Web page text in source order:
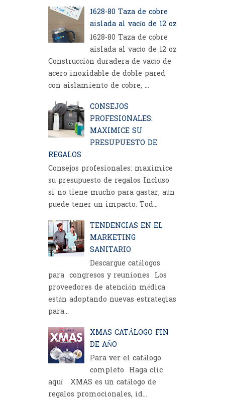
1628-80 Taza de cobre
aislada al vacío de 12 oz
1628-80 Taza de cobre
aislada al vacío de 12 oz
Construcción duradera de vacío de
acero inoxidable de doble pared
con aislamiento de cobre, ...
CONSEJOS
PROFESIONALES:
MAXIMICE SU
PRESUPUESTO DE
REGALOS
Consejos profesionales: maximice
su presupuesto de regalos Incluso
si no tiene mucho para gastar, aún
puede tener un impacto. Tod...
TENDENCIAS EN EL
MARKETING
SANITARIO
Descargue catálogos
para congresos y reuniones Los
proveedores de atención médica
están adoptando nuevas estrategias
para...
XMAS CATÁLOGO FIN
DE AÑO
Para ver el catálogo
completo Haga clic
aquí XMAS es un catálogo de
regalos promocionales, id...